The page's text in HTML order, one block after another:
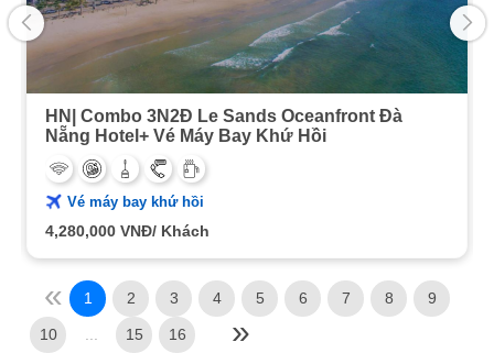
HN| Combo 3N2Đ Le Sands Oceanfront Đà
Nẵng Hotel+ Vé Máy Bay Khứ Hồi
Vé máy bay khứ hồi
4,280,000 VNĐ/ Khách
1 2 3 4 5 6 7 8 9
10 15 16